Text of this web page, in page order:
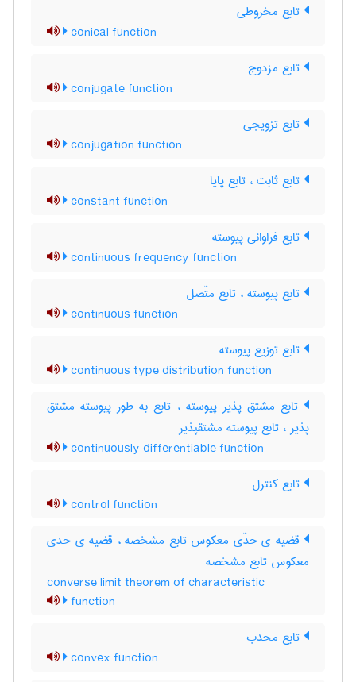
تابع مخروطی
conical function
تابع مزدوج
conjugate function
تابع تزویجی
conjugation function
تابع ثابت ، تابع پایا
constant function
تابع فراوانی پیوسته
continuous frequency function
تابع پیوسته ، تابع متّصل
continuous function
تابع توزیع پیوسته
continuous type distribution function
تابع مشتق پذیر پیوسته ، تابع به طور پیوسته مشتق
پذیر ، تابع پیوسته مشتقپذیر
continuously differentiable function
تابع کنترل
control function
قضیه ی حدّی معکوس تابع مشخصه ، قضیه ی حدی
معکوس تابع مشخصه
converse limit theorem of characteristic
function
تابع محدب
convex function